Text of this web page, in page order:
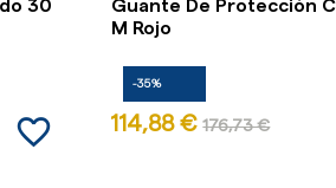
30
favorite_border
Guante De Protección
M Rojo
-35%
114,88 € 176,73 €